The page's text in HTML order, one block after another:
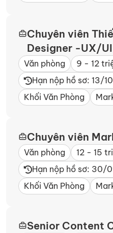
Chuyên viên
Designer -UX/
Văn phòng 9 - 12
Hạn nộp hồ sơ: 13/
Khối Văn Phòng
Chuyên viên
Văn phòng 12 - 15
Hạn nộp hồ sơ: 30/
Khối Văn Phòng
Senior Content